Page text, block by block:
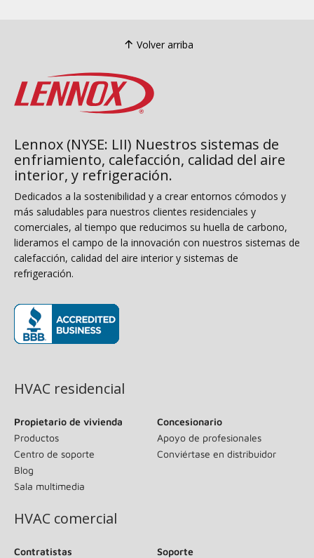
Volver arriba
Lennox (NYSE: LII) Nuestros sistemas de
enfriamiento, calefacción, calidad del aire
interior, y refrigeración.
Dedicados a la sostenibilidad y a crear entornos cómodos y
más saludables para nuestros clientes residenciales y
comerciales, al tiempo que reducimos su huella de carbono,
lideramos el campo de la innovación con nuestros sistemas de
calefacción, calidad del aire interior y sistemas de
refrigeración.
HVAC residencial
Propietario de vivienda
Productos
Centro de soporte
Blog
Sala multimedia
Concesionario
Apoyo de profesionales
Conviértase en distribuidor
HVAC comercial
Contratistas
Soporte